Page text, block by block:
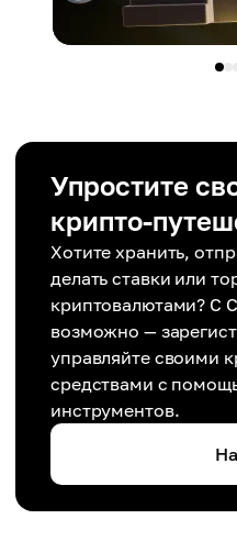
Упростите
крипто-
Хотите хранить,
делать ставки или
криптовалютами? С
возможно —
управляйте своими
средствами с
инструментов.